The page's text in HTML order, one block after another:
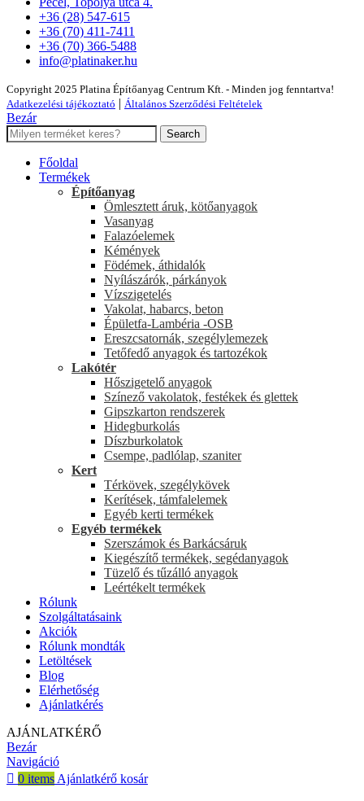
+36 (28) 547-615
+36 (70) 411-7411
+36 (70) 366-5488
info@platinaker.hu
Copyright 2025 Platina Építőanyag Centrum Kft. - Minden jog fenntartva!
Adatkezelési tájékoztató | Általános Szerződési Feltételek
Bezár
Search
Főoldal
Termékek
Építőanyag
Ömlesztett áruk, kötőanyagok
Vasanyag
Falazóelemek
Kémények
Födémek, áthidalók
Nyílászárók, párkányok
Vízszigetelés
Vakolat, habarcs, beton
Épületfa-Lambéria -OSB
Ereszcsatornák, szegélylemezek
Tetőfedő anyagok és tartozékok
Lakótér
Hőszigetelő anyagok
Színező vakolatok, festékek és glettek
Gipszkarton rendszerek
Hidegburkolás
Díszburkolatok
Csempe, padlólap, szaniter
Kert
Térkövek, szegélykövek
Kerítések, támfalelemek
Egyéb kerti termékek
Egyéb termékek
Szerszámok és Barkácsáruk
Kiegészítő termékek, segédanyagok
Tüzelő és tűzálló anyagok
Leértékelt termékek
Rólunk
Szolgáltatásaink
Akciók
Rólunk mondták
Letöltések
Blog
Elérhetőség
Ajánlatkérés
AJÁNLATKÉRŐ
Bezár
Navigáció
0 items Ajánlatkérő kosár